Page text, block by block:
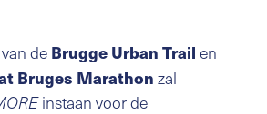
de Brugge Urban Trail en
Bruges Marathon zal
instaan voor de